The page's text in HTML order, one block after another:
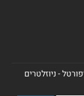
- ניוזלטרים